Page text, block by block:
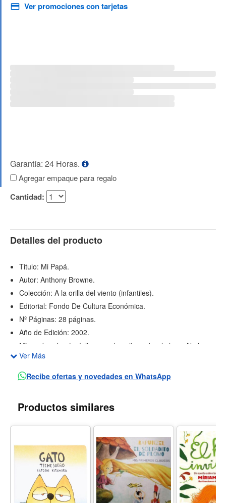
Ver promociones con tarjetas
Garantía: 24 Horas.
Agregar empaque para regalo
Cantidad:
Detalles del producto
Titulo: Mi Papá.
Autor: Anthony Browne.
Colección: A la orilla del viento (infantiles).
Editorial: Fondo De Cultura Económica.
Nº Páginas: 28 páginas.
Año de Edición: 2002.
Mi papá es fuerte, feliz y puede saltar sobre la luna. No hay
que saber leer para disfrutar al maravilloso papá de las
ilustraciones de este libro, que es igual a todos los papás.
(Y siempre me querrá)".
Ver Más
Recibe ofertas y novedades en WhatsApp
Productos similares